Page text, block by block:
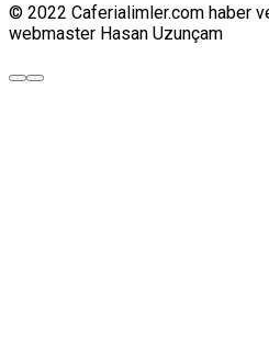
© 2022 Caferialimler.com haber
webmaster Hasan Uzunçam